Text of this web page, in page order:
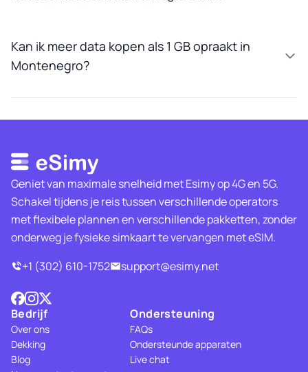
Kan ik meer data kopen als 1 GB opraakt in
Montenegro?
Geniet van maximale snelheid met Esimy op 4G en 5G.
Schakel tijdens je reis tussen verschillende operators
met flexibele plannen en verschillende pakketten, zonder
onderweg je fysieke simkaart te vervangen met eSIM.
+1 (302) 610-1752
support@esimy.net
Bedrijf
Over ons
Dekking
Blog
Ondersteuning
FAQs
Ondersteunde apparaten
Live chat